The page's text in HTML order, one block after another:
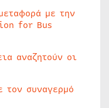
με την
for Bus
αναζητούν οι
συναγερμό